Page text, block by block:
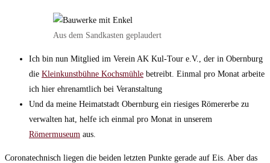
Aus dem Sandkasten geplaudert
Ich bin nun Mitglied im Verein AK Kul-Tour e.V., der in Obernburg
die Kleinkunstbühne Kochsmühle betreibt. Einmal pro Monat arbeite
ich hier ehrenamtlich bei Veranstaltung
Und da meine Heimatstadt Obernburg ein riesiges Römererbe zu
verwalten hat, helfe ich einmal pro Monat in unserem
Römermuseum aus.
Coronatechnisch liegen die beiden letzten Punkte gerade auf Eis. Aber das